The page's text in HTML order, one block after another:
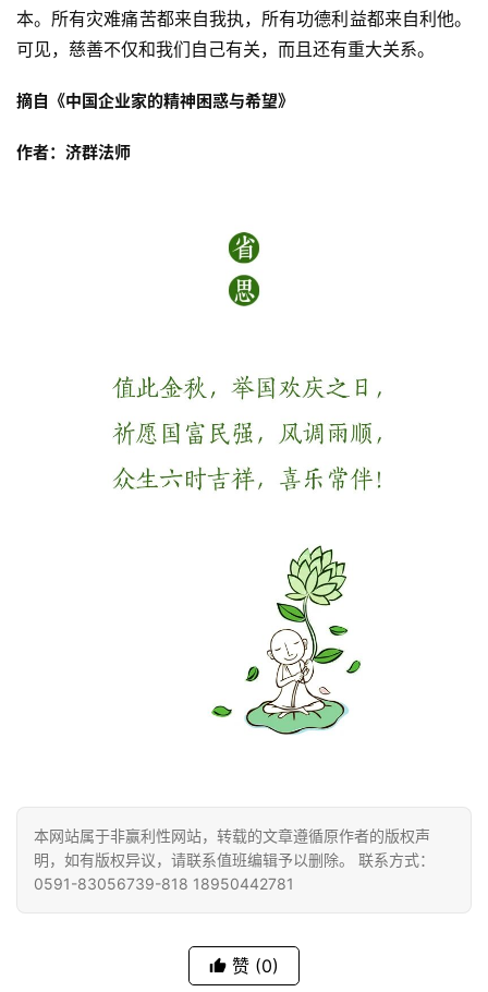
谈
乐
提
纪
录
佛
教
本。所有灾难痛苦都来自我执，所有功德利益都来自利他。
可见，慈善不仅和我们自己有关，而且还有重大关系。
摘自《中国企业家的精神困惑与希望》
作者：济群法师
本网站属于非赢利性网站，转载的文章遵循原作者的版权声
明，如有版权异议，请联系值班编辑予以删除。 联系方式：
0591-83056739-818 18950442781
赞 (0)